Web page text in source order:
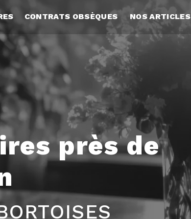
CONTRATS OBSÈQUES NOS ARTICLES
près de